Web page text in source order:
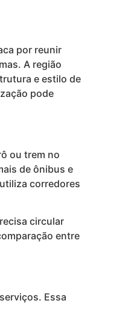
por reunir
A região
e estilo de
pode
ou trem no
de ônibus e
corredores
circular
entre
Essa